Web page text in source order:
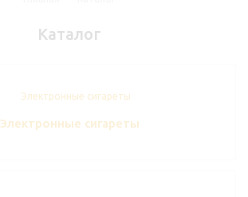
Каталог
Электронные сигареты